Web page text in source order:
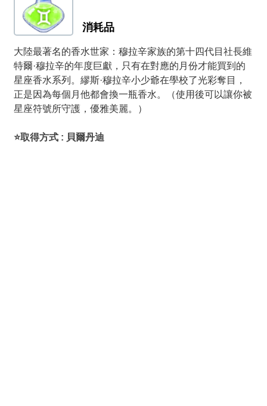
消耗品
大陸最著名的香水世家：穆拉辛家族的第十四代目社長維
特爾·穆拉辛的年度巨獻，只有在對應的月份才能買到的
星座香水系列。繆斯·穆拉辛小少爺在學校了光彩奪目，
正是因為每個月他都會換一瓶香水。（使用後可以讓你被
星座符號所守護，優雅美麗。）
⭐取得方式 : 貝爾丹迪